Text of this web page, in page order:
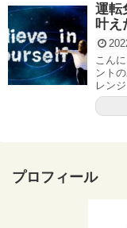
運転
叶え
こん
ント
レン
プロフィール